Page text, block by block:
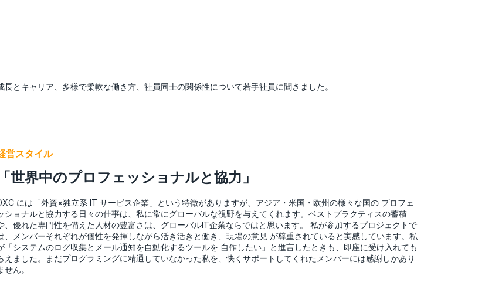
とキャリア、多様で柔軟な働き方、社員同士の関係性について若手社員に聞きました。
営スタイル
「世界中のプロフェッショナルと協力」
には「外資×独立系 IT サービス企業」という特徴がありますが、アジア・米国・欧州の様々な国の プロフェ
ショナルと協力する日々の仕事は、私に常にグローバルな視野を与えてくれます。ベストプラクティスの蓄積
、優れた専門性を備えた人材の豊富さは、グローバルIT企業ならではと思います。 私が参加するプロジェクトで
、メンバーそれぞれが個性を発揮しながら活き活きと働き、現場の意見 が尊重されていると実感しています。私
「システムのログ収集とメール通知を自動化するツールを 自作したい」と進言したときも、即座に受け入れても
えました。まだプログラミングに精通していなかった私を、快くサポートしてくれたメンバーには感謝しかあり
せん。